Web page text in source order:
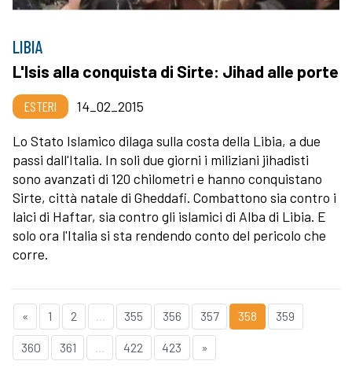
LIBIA
L'Isis alla conquista di Sirte: Jihad alle porte
ESTERI
14_02_2015
Lo Stato Islamico dilaga sulla costa della Libia, a due
passi dall'Italia. In soli due giorni i miliziani jihadisti
sono avanzati di 120 chilometri e hanno conquistano
Sirte, città natale di Gheddafi. Combattono sia contro i
laici di Haftar, sia contro gli islamici di Alba di Libia. E
solo ora l'Italia si sta rendendo conto del pericolo che
corre.
« 1 2 ... 355 356 357 358 359
360 361 422 423 »